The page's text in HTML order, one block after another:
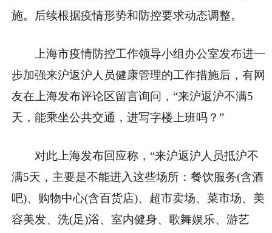
施。后续根据疫情形势和防控要求动态调整。
上海市疫情防控工作领导小组办公室发布进一
步加强来沪返沪人员健康管理的工作措施后，有网
友在上海发布评论区留言询问，“来沪返沪不满5
天，能乘坐公共交通，进写字楼上班吗？”
对此上海发布回应称，“来沪返沪人员抵沪不
满5天，主要是不能进入这些场所：餐饮服务(含酒
吧)、购物中心(含百货店)、超市卖场、菜市场、美
容美发、洗(足)浴、室内健身、歌舞娱乐、游艺